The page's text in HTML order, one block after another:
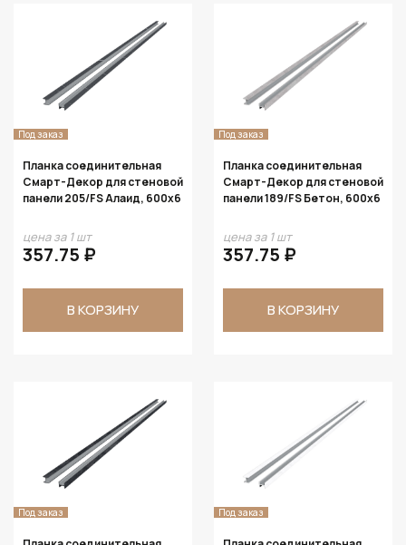
Под заказ
Планка соединительная
Смарт-Декор для стеновой
панели 205/FS Алаид, 600x6
цена за 1 шт
357.75 ₽
В КОРЗИНУ
Под заказ
Планка соединительная
Смарт-Декор для стеновой
панели 189/FS Бетон, 600x6
цена за 1 шт
357.75 ₽
В КОРЗИНУ
Под заказ Под заказ